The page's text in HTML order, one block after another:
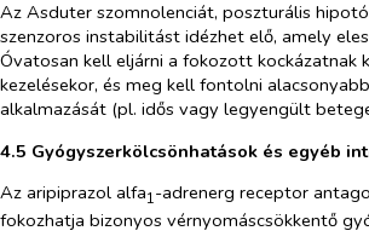
Az Asduter szomnolenciát, poszturális
szenzoros instabilitást idézhet elő, amely
Óvatosan kell eljárni a fokozott kockázatnak
kezelésekor, és meg kell fontolni
alkalmazását (pl. idős vagy legyengült
4.5 Gyógyszerkölcsönhatások és egyéb
Az aripiprazol alfa1-adrenerg receptor
fokozhatja bizonyos vérnyomáscsökkentő